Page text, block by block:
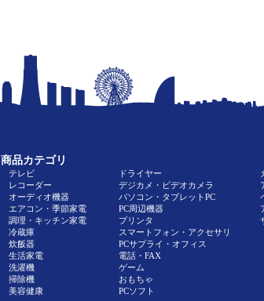
商品カテゴリ
テレビ
レコーダー
オーディオ機器
エアコン・季節家電
調理・キッチン家電
冷蔵庫
炊飯器
生活家電
洗濯機
掃除機
美容健康
ドライヤー
デジカメ・ビデオカメラ
パソコン・タブレットPC
PC周辺機器
プリンタ
スマートフォン・アクセサリ
PCサプライ・オフィス
電話・FAX
ゲーム
おもちゃ
PCソフト